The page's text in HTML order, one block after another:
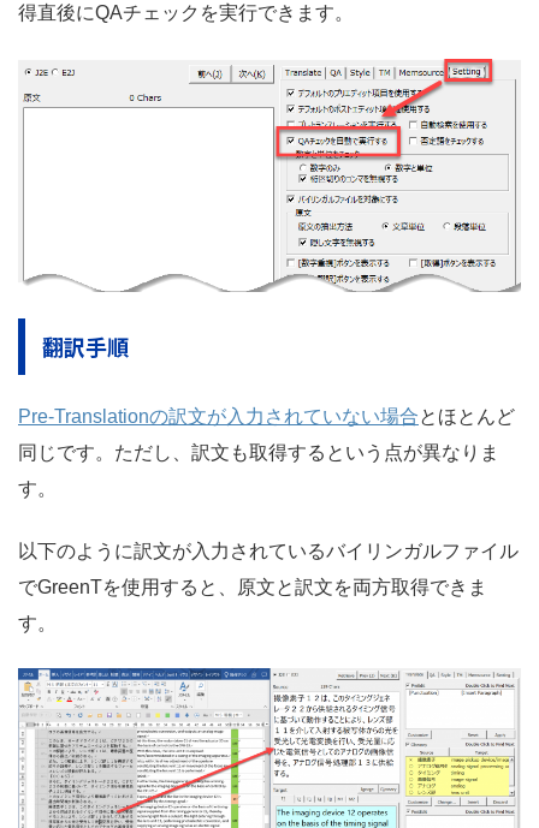
得直後にQAチェックを実行できます。
翻訳手順
Pre-Translationの訳文が入力されていない場合とほとんど
同じです。ただし、訳文も取得するという点が異なりま
す。
以下のように訳文が入力されているバイリンガルファイル
でGreenTを使用すると、原文と訳文を両方取得できま
す。